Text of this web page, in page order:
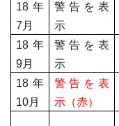
18 年
7 月
警告を表
示
18 年
9月
警告を表
示
18 年
10月
警告を表
示（赤）